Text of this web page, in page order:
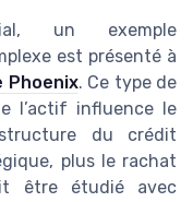
un exemple
est présenté à
Phoenix. Ce type de
l’actif influence le
du crédit
plus le rachat
être étudié avec